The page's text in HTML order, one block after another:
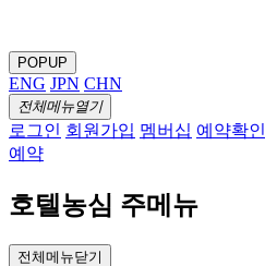
POPUP
ENG JPN CHN
전체메뉴열기
로그인 회원가입 멤버십 예약확인
예약
호텔농심 주메뉴
전체메뉴닫기